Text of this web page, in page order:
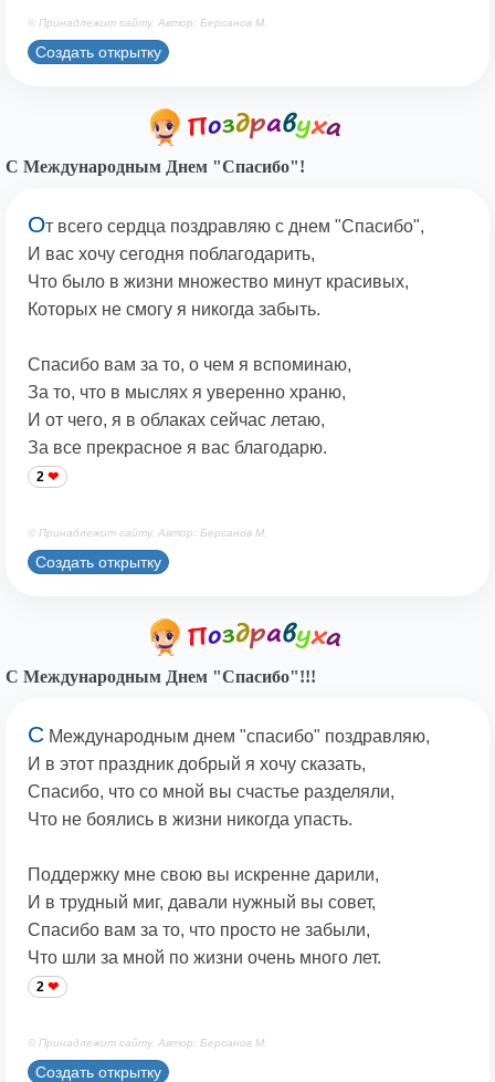
© Принадлежит сайту. Автор: Берсанов М.
Создать открытку
С Международным Днем "Спасибо"!
От всего сердца поздравляю с днем "Спасибо",
И вас хочу сегодня поблагодарить,
Что было в жизни множество минут красивых,
Которых не смогу я никогда забыть.
Спасибо вам за то, о чем я вспоминаю,
За то, что в мыслях я уверенно храню,
И от чего, я в облаках сейчас летаю,
За все прекрасное я вас благодарю.
2
© Принадлежит сайту. Автор: Берсанов М.
Создать открытку
С Международным Днем "Спасибо"!!!
С Международным днем "спасибо" поздравляю,
И в этот праздник добрый я хочу сказать,
Спасибо, что со мной вы счастье разделяли,
Что не боялись в жизни никогда упасть.
Поддержку мне свою вы искренне дарили,
И в трудный миг, давали нужный вы совет,
Спасибо вам за то, что просто не забыли,
Что шли за мной по жизни очень много лет.
2
© Принадлежит сайту. Автор: Берсанов М.
Создать открытку